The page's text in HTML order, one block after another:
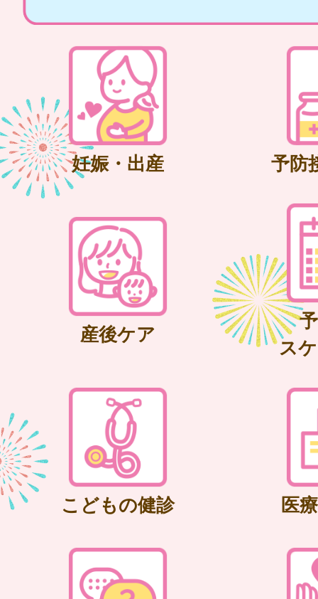
妊娠・出産 予防
産後ケア
ス
こどもの健診 医